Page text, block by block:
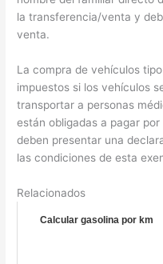
la transferencia/venta y
venta.
La compra de vehículos
impuestos si los vehículos
transportar a personas
están obligadas a pagar
deben presentar una
las condiciones de esta
Relacionados
Calcular gasolina por km